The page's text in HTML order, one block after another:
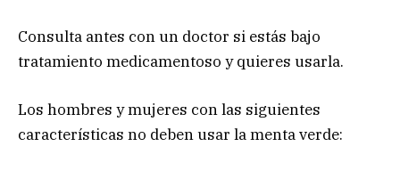
Consulta antes con un doctor si estás bajo
tratamiento medicamentoso y quieres usarla.
Los hombres y mujeres con las siguientes
características no deben usar la menta verde: